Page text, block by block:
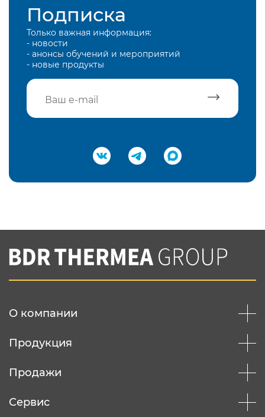
Подписка
Только важная информация:
- новости
- анонсы обучений и мероприятий
- новые продукты
Подтвердить e-mail
Вы соглашаетесь с нашей политикой
конфеденциальности
О компании
Продукция
Продажи
Сервис